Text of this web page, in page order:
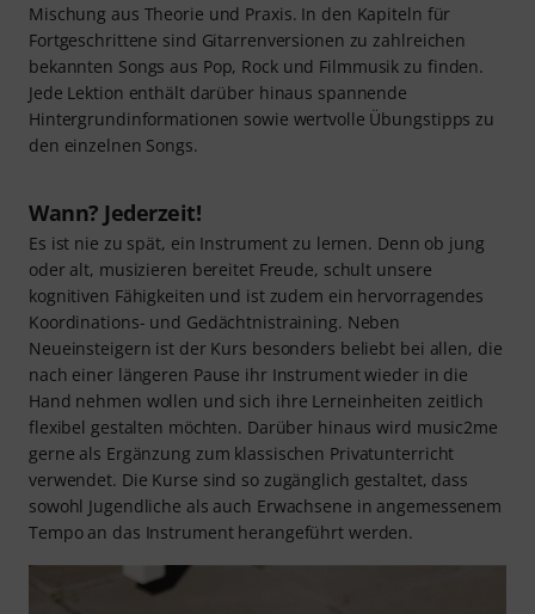
Mischung aus Theorie und Praxis. In den Kapiteln für
Fortgeschrittene sind Gitarrenversionen zu zahlreichen
bekannten Songs aus Pop, Rock und Filmmusik zu finden.
Jede Lektion enthält darüber hinaus spannende
Hintergrundinformationen sowie wertvolle Übungstipps zu
den einzelnen Songs.
Wann? Jederzeit!
Es ist nie zu spät, ein Instrument zu lernen. Denn ob jung
oder alt, musizieren bereitet Freude, schult unsere
kognitiven Fähigkeiten und ist zudem ein hervorragendes
Koordinations- und Gedächtnistraining. Neben
Neueinsteigern ist der Kurs besonders beliebt bei allen, die
nach einer längeren Pause ihr Instrument wieder in die
Hand nehmen wollen und sich ihre Lerneinheiten zeitlich
flexibel gestalten möchten. Darüber hinaus wird music2me
gerne als Ergänzung zum klassischen Privatunterricht
verwendet. Die Kurse sind so zugänglich gestaltet, dass
sowohl Jugendliche als auch Erwachsene in angemessenem
Tempo an das Instrument herangeführt werden.